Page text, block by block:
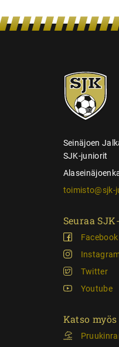
a
SJK-
juniorit
Seinäjoen
SJK-juniorit
toimisto@sjk-
Seuraa
Facebook
Twitter
Youtube
Katso myös